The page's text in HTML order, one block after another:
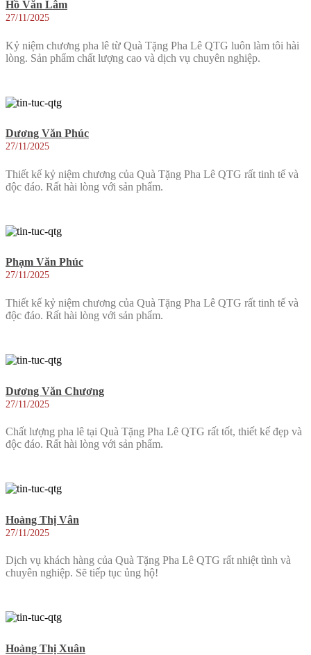
Hồ Văn Lâm
27/11/2025
Kỷ niệm chương pha lê từ Quà Tặng Pha Lê QTG luôn làm tôi hài
lòng. Sản phẩm chất lượng cao và dịch vụ chuyên nghiệp.
Dương Văn Phúc
27/11/2025
Thiết kế kỷ niệm chương của Quà Tặng Pha Lê QTG rất tinh tế và
độc đáo. Rất hài lòng với sản phẩm.
Phạm Văn Phúc
27/11/2025
Thiết kế kỷ niệm chương của Quà Tặng Pha Lê QTG rất tinh tế và
độc đáo. Rất hài lòng với sản phẩm.
Dương Văn Chương
27/11/2025
Chất lượng pha lê tại Quà Tặng Pha Lê QTG rất tốt, thiết kế đẹp và
độc đáo. Rất hài lòng với sản phẩm.
Hoàng Thị Vân
27/11/2025
Dịch vụ khách hàng của Quà Tặng Pha Lê QTG rất nhiệt tình và
chuyên nghiệp. Sẽ tiếp tục ủng hộ!
Hoàng Thị Xuân